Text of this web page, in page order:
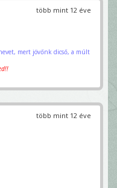
több mint 12 éve
mert jövőnk dicső, a múlt
több mint 12 éve